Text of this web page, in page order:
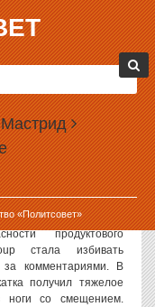
«Политсовет»
НЕСКОЛЬКИХ
телеканалов
магазине
дом 25.
продуктового
стала избивать
за комментариями. В
получил тяжелое
ноги со смещением.